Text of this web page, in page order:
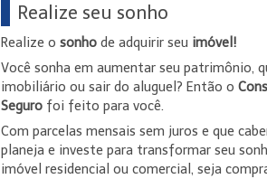
Realize seu sonho
Realize o sonhode adquirir seu imóvel!
Você sonha em aumentar seu patrimônio,
imobiliário ou sair do aluguel? Então o
Segurofoi feito para você.
Com parcelas mensais sem juros e que
planeja e investe para transformar seu
imóvel residencial ou comercial, seja